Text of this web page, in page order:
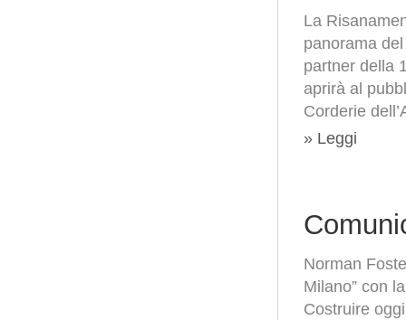
La
panorama
partner della
aprirà al
Corderie
» Leggi
Norman
Milano” con
Costruire